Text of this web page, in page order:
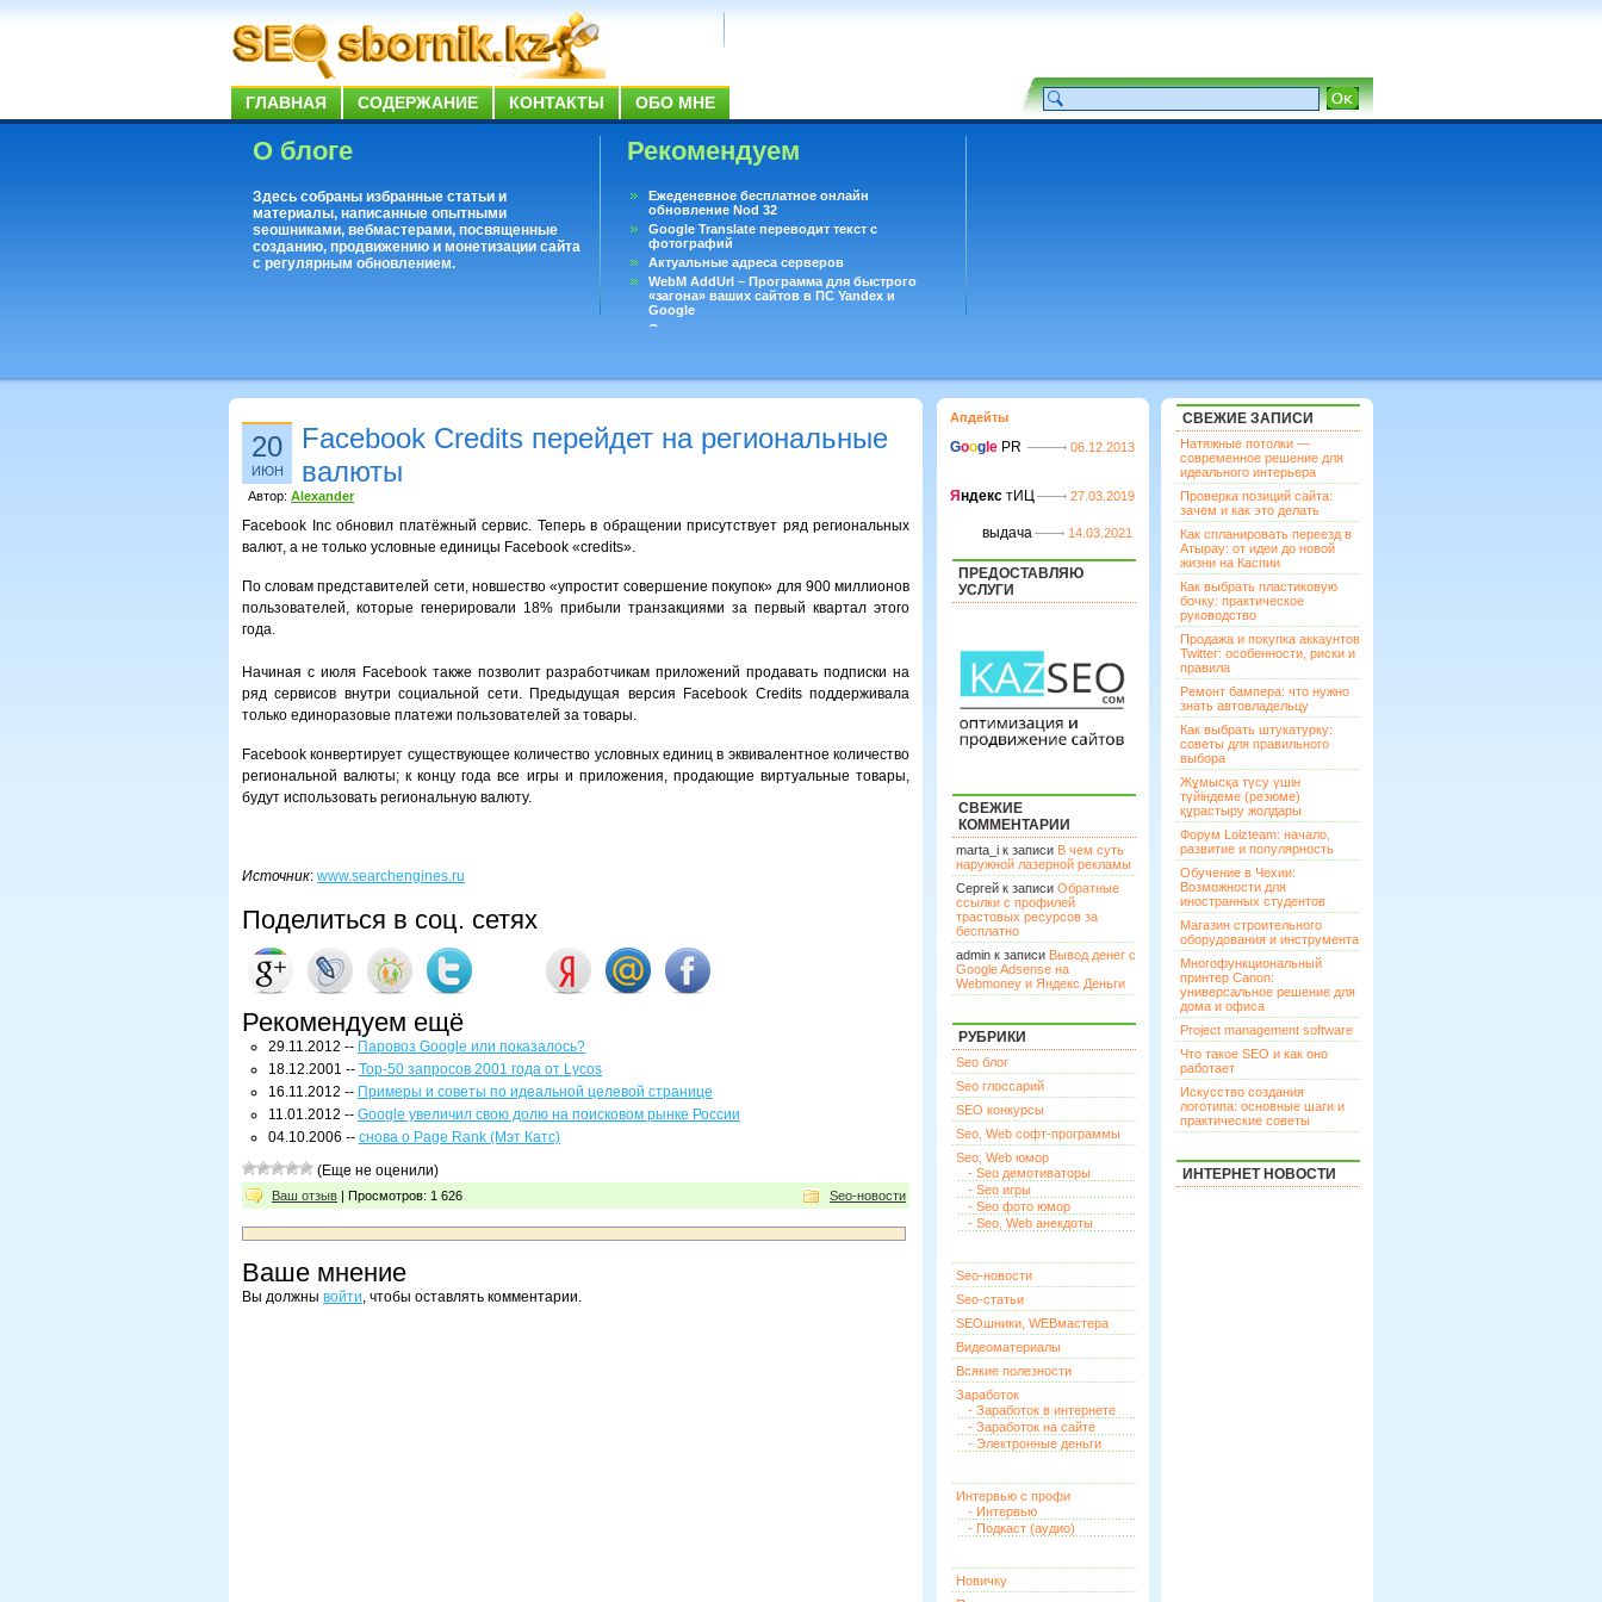
ГЛАВНАЯ СОДЕРЖАНИЕ КОНТАКТЫ ОБО МНЕ
О блоге
Здесь собраны избранные статьи и
материалы, написанные опытными
seoшниками, вебмастерами, посвященные
созданию, продвижению и монетизации сайта
с регулярным обновлением.
Рекомендуем
Ежеденевное бесплатное онлайн
обновление Nod 32
Google Translate переводит текст с
фотографий
Актуальные адреса серверов
WebM AddUrl – Программа для быстрого
«загона» ваших сайтов в ПС Yandex и
Google
Существует вопросы, на которые не может
20
ИЮН
Facebook Credits перейдет на региональные
валюты
Автор: Alexander
Facebook Inc обновил платёжный сервис. Теперь в обращении присутствует ряд региональных
валют, а не только условные единицы Facebook «credits».
По словам представителей сети, новшество «упростит совершение покупок» для 900 миллионов
пользователей, которые генерировали 18% прибыли транзакциями за первый квартал этого
года.
Начиная с июля Facebook также позволит разработчикам приложений продавать подписки на
ряд сервисов внутри социальной сети. Предыдущая версия Facebook Credits поддерживала
только единоразовые платежи пользователей за товары.
Facebook конвертирует существующее количество условных единиц в эквивалентное количество
региональной валюты; к концу года все игры и приложения, продающие виртуальные товары,
будут использовать региональную валюту.
Источник: www.searchengines.ru
Поделиться в соц. сетях
Рекомендуем ещё
29.11.2012 -- Паровоз Google или показалось?
18.12.2001 -- Top-50 запросов 2001 года от Lycos
16.11.2012 -- Примеры и советы по идеальной целевой странице
11.01.2012 -- Google увеличил свою долю на поисковом рынке России
04.10.2006 -- снова о Page Rank (Мэт Катс)
(Еще не оценили)
Ваш отзыв | Просмотров: 1 626 Seo-новости
Ваше мнение
Вы должны войти, чтобы оставлять комментарии.
Апдейты
Goog le PR 06.12.2013
Я ндекс тИЦ 27.03.2019
выдача 14.03.2021
ПРЕДОСТАВЛЯЮ
УСЛУГИ
СВЕЖИЕ
КОММЕНТАРИИ
marta_i к записи В чем суть
наружной лазерной рекламы
Сергей к записи Обратные
ссылки с профилей
трастовых ресурсов за
бесплатно
admin к записи Вывод денег с
Google Adsense на
Webmoney и Яндекс Деньги
РУБРИКИ
Seo блог
Seo глоссарий
SEO конкурсы
Seo, Web софт-программы
Seo, Web юмор
- Seo демотиваторы
- Seo игры
- Seo фото юмор
- Seo, Web анекдоты
Seo-новости
Seo-статьи
SEOшники, WEBмастера
Видеоматериалы
Всякие полезности
Заработок
- Заработок в интернете
- Заработок на сайте
- Электронные деньги
Интервью с профи
- Интервью
- Подкаст (аудио)
Новичку
СВЕЖИЕ ЗАПИСИ
Натяжные потолки —
современное решение для
идеального интерьера
Проверка позиций сайта:
зачем и как это делать
Как спланировать переезд в
Атырау: от идеи до новой
жизни на Каспии
Как выбрать пластиковую
бочку: практическое
руководство
Продажа и покупка аккаунтов
Twitter: особенности, риски и
правила
Ремонт бампера: что нужно
знать автовладельцу
Как выбрать штукатурку:
советы для правильного
выбора
Жұмысқа түсу үшін
түйіндеме (резюме)
құрастыру жолдары
Форум Lolzteam: начало,
развитие и популярность
Обучение в Чехии:
Возможности для
иностранных студентов
Магазин строительного
оборудования и инструмента
Многофункциональный
принтер Canon:
универсальное решение для
дома и офиса
Project management software
Что такое SEO и как оно
работает
Искусство создания
логотипа: основные шаги и
практические советы
ИНТЕРНЕТ НОВОСТИ